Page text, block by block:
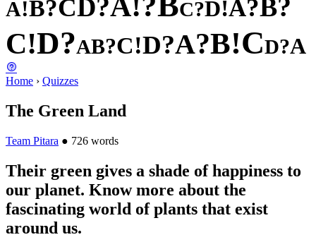
A!B?CD? C?D!A?B?
C!D?AB?C!D?A?B!CD?A
Home › Quizzes
The Green Land
Team Pitara ● 726 words
Their green gives a shade of happiness to
our planet. Know more about the
fascinating world of plants that exist
around us.